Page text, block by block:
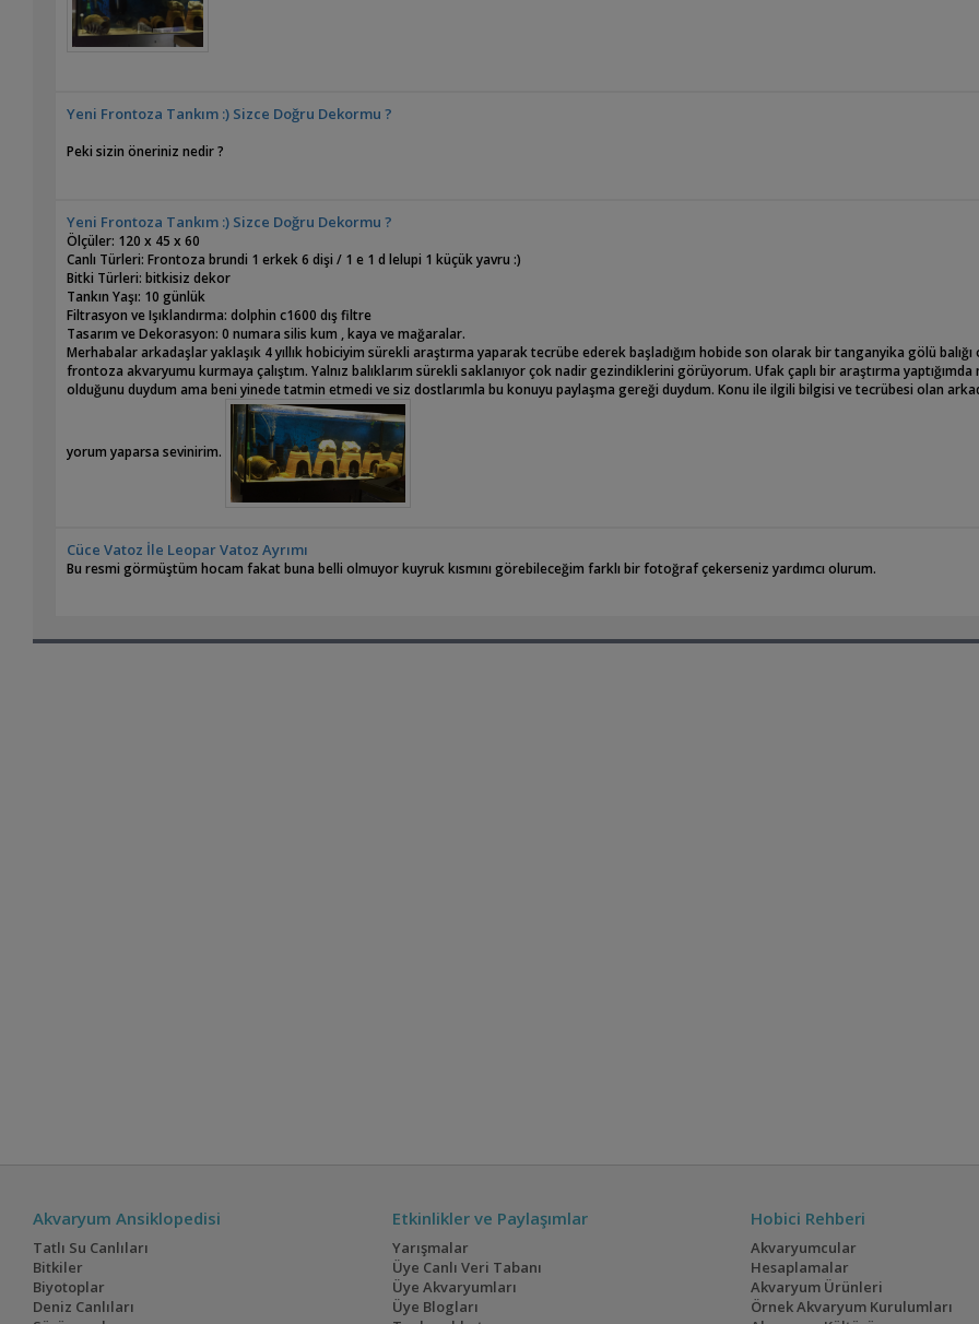
Yeni Frontoza Tankım :) Sizce Doğru Dekormu ?
Peki sizin öneriniz nedir ?
Yeni Frontoza Tankım :) Sizce Doğru Dekormu ?
Ölçüler: 120 x 45 x 60
Canlı Türleri: Frontoza brundi 1 erkek 6 dişi / 1 e 1 d lelupi 1 küçük yavru :)
Bitki Türleri: bitkisiz dekor
Tankın Yaşı: 10 günlük
Filtrasyon ve Işıklandırma: dolphin c1600 dış filtre
Tasarım ve Dekorasyon: 0 numara silis kum , kaya ve mağaralar.
Merhabalar arkadaşlar yaklaşık 4 yıllık hobiciyim sürekli araştırma yaparak tecrübe ederek başladığım hobide son olarak bir tanganyika gölü balığı
frontoza akvaryumu kurmaya çalıştım. Yalnız balıklarım sürekli saklanıyor çok nadir gezindiklerini görüyorum. Ufak çaplı bir araştırma yaptığımda
olduğunu duydum ama beni yinede tatmin etmedi ve siz dostlarımla bu konuyu paylaşma gereği duydum. Konu ile ilgili bilgisi ve tecrübesi olan
yorum yaparsa sevinirim.
Cüce Vatoz İle Leopar Vatoz Ayrımı
Bu resmi görmüştüm hocam fakat buna belli olmuyor kuyruk kısmını görebileceğim farklı bir fotoğraf çekerseniz yardımcı olurum.
Akvaryum Ansiklopedisi
Tatlı Su Canlıları
Bitkiler
Biyotoplar
Deniz Canlıları
Etkinlikler ve Paylaşımlar
Yarışmalar
Üye Canlı Veri Tabanı
Üye Akvaryumları
Üye Blogları
Hobici Rehberi
Akvaryumcular
Hesaplamalar
Akvaryum Ürünleri
Örnek Akvaryum Kurulumları